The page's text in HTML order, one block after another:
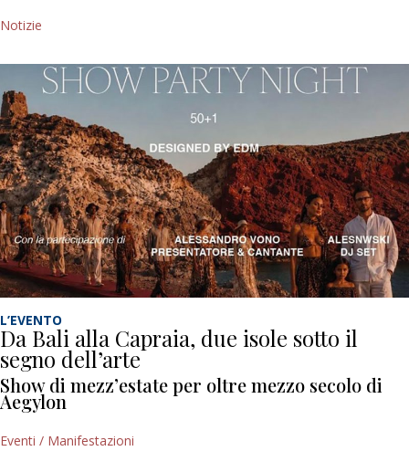
Notizie
L’EVENTO
Da Bali alla Capraia, due isole sotto il
segno dell’arte
Show di mezz’estate per oltre mezzo secolo di
Aegylon
Eventi / Manifestazioni